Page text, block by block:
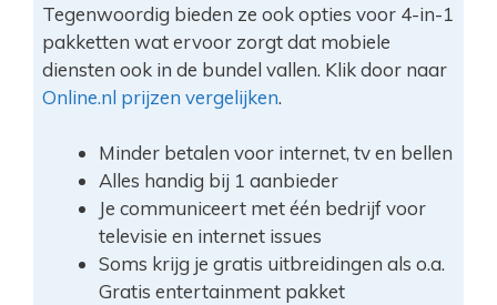
Tegenwoordig bieden ze ook opties voor 4-in-1
pakketten wat ervoor zorgt dat mobiele
diensten ook in de bundel vallen. Klik door naar
Online.nl prijzen vergelijken.
Minder betalen voor internet, tv en bellen
Alles handig bij 1 aanbieder
Je communiceert met één bedrijf voor
televisie en internet issues
Soms krijg je gratis uitbreidingen als o.a.
Gratis entertainment pakket